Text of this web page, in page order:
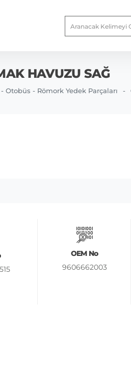
HAVUZU SAĞ
Otobüs - Römork Yedek Parçaları
OEM No
9606662003